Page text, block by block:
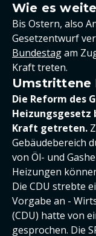
Wie es
Bis Ostern, also
Gesetzentwurf
Bundestagam
Kraft treten.
Umstrittene
Die Reform des
Heizungsgesetz
Kraft getreten.
Gebäudebereich
von Öl- und
Heizungen
Die CDU strebte
Vorgabe an -
(CDU) hatte von
gesprochen. Die